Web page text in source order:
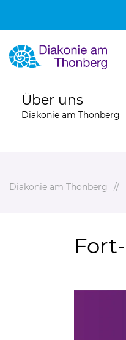
Über uns
Diakonie am Thonberg
Diakonie am Thonberg